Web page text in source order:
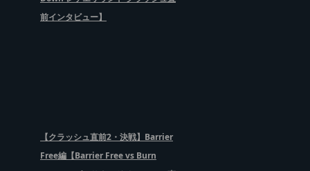
前インタビュー】
【クラッシュ直前2・決戦】Barrier
Free編【Barrier Free vs Burn